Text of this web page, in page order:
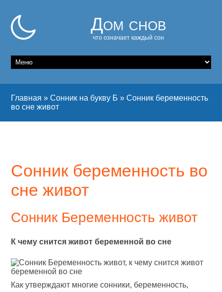
Дом снов
что означает каждый сон
Главная »Сонник на букву Б »Сонник беременность
во сне живот
Сонник беременность во
сне живот
Сонник Беременность живот
К чему снится живот беременной во сне
Как утверждают многие сонники, беременность,